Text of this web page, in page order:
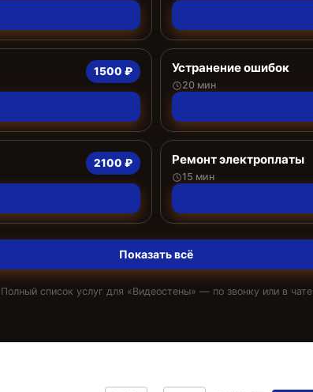
1500 ₽ Устранение ошибок
20 мин
2100 ₽ Ремонт электроплаты
15 мин
Показать всё
Полный список услуг для «Видеостены» — по звонку или в чате